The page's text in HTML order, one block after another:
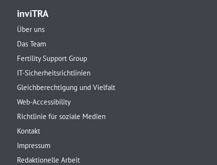
inviTRA
Über uns
Das Team
Fertility Support Group
IT-Sicherheitsrichtlinien
Gleichberechtigung und Vielfalt
Web-Accessibility
Richtlinie für soziale Medien
Kontakt
Impressum
Redaktionelle Arbeit